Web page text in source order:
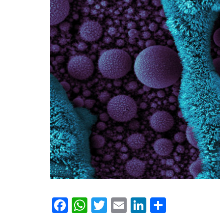
Facebook
WhatsApp
Twitter
EmailLinkedIn